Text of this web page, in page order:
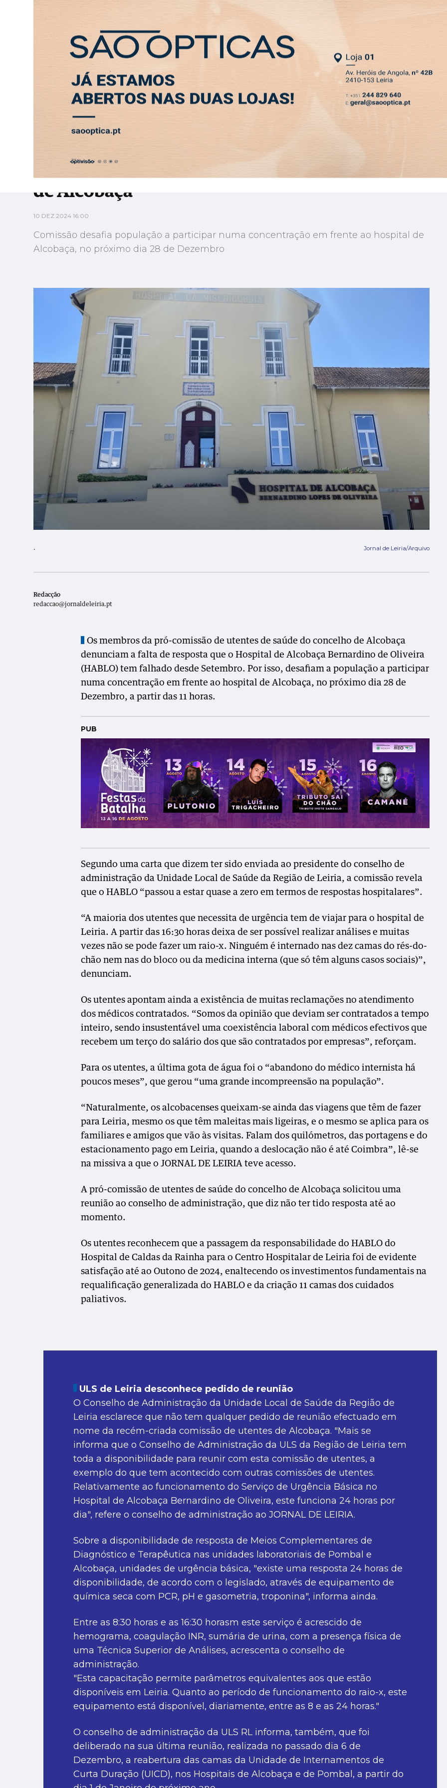
ENTREVISTA SOCIEDADE SAÚDE ECONOMIA DESPORTO VIVER CLASSIFICADOS
Utentes denunciam falta de resposta do hospital de Alcobaça
Utentes denunciam falta de resposta do hospital
de Alcobaça
10 DEZ 2024 16:00
Comissão desafia população a participar numa concentração em frente ao hospital de
Alcobaça, no próximo dia 28 de Dezembro
. Jornal de Leiria/Arquivo
Redacção
redaccao@jornaldeleiria.pt
Os membros da pró-comissão de utentes de saúde do concelho de Alcobaça
denunciam a falta de resposta que o Hospital de Alcobaça Bernardino de Oliveira
(HABLO) tem falhado desde Setembro. Por isso, desafiam a população a participar
numa concentração em frente ao hospital de Alcobaça, no próximo dia 28 de
Dezembro, a partir das 11 horas.
PUB
Segundo uma carta que dizem ter sido enviada ao presidente do conselho de
administração da Unidade Local de Saúde da Região de Leiria, a comissão revela
que o HABLO “passou a estar quase a zero em termos de respostas hospitalares”.
“A maioria dos utentes que necessita de urgência tem de viajar para o hospital de
Leiria. A partir das 16:30 horas deixa de ser possível realizar análises e muitas
vezes não se pode fazer um raio-x. Ninguém é internado nas dez camas do rés-do-
chão nem nas do bloco ou da medicina interna (que só têm alguns casos sociais)”,
denunciam.
Os utentes apontam ainda a existência de muitas reclamações no atendimento
dos médicos contratados. “Somos da opinião que deviam ser contratados a tempo
inteiro, sendo insustentável uma coexistência laboral com médicos efectivos que
recebem um terço do salário dos que são contratados por empresas”, reforçam.
Para os utentes, a última gota de água foi o “abandono do médico internista há
poucos meses”, que gerou “uma grande incompreensão na população”.
“Naturalmente, os alcobacenses queixam-se ainda das viagens que têm de fazer
para Leiria, mesmo os que têm maleitas mais ligeiras, e o mesmo se aplica para os
familiares e amigos que vão às visitas. Falam dos quilómetros, das portagens e do
estacionamento pago em Leiria, quando a deslocação não é até Coimbra”, lê-se
na missiva a que o JORNAL DE LEIRIA teve acesso.
A pró-comissão de utentes de saúde do concelho de Alcobaça solicitou uma
reunião ao conselho de administração, que diz não ter tido resposta até ao
momento.
Os utentes reconhecem que a passagem da responsabilidade do HABLO do
Hospital de Caldas da Rainha para o Centro Hospitalar de Leiria foi de evidente
satisfação até ao Outono de 2024, enaltecendo os investimentos fundamentais na
requalificação generalizada do HABLO e da criação 11 camas dos cuidados
paliativos.
ULS de Leiria desconhece pedido de reunião
O Conselho de Administração da Unidade Local de Saúde da Região de
Leiria esclarece que não tem qualquer pedido de reunião efectuado em
nome da recém-criada comissão de utentes de Alcobaça. "Mais se
informa que o Conselho de Administração da ULS da Região de Leiria tem
toda a disponibilidade para reunir com esta comissão de utentes, a
exemplo do que tem acontecido com outras comissões de utentes.
Relativamente ao funcionamento do Serviço de Urgência Básica no
Hospital de Alcobaça Bernardino de Oliveira, este funciona 24 horas por
dia", refere o conselho de administração ao JORNAL DE LEIRIA.
Sobre a disponibilidade de resposta de Meios Complementares de
Diagnóstico e Terapêutica nas unidades laboratoriais de Pombal e
Alcobaça, unidades de urgência básica, "existe uma resposta 24 horas de
disponibilidade, de acordo com o legislado, através de equipamento de
química seca com PCR, pH e gasometria, troponina", informa ainda.
Entre as 8:30 horas e as 16:30 horasm este serviço é acrescido de
hemograma, coagulação INR, sumária de urina, com a presença física de
uma Técnica Superior de Análises, acrescenta o conselho de
administração.
"Esta capacitação permite parâmetros equivalentes aos que estão
disponíveis em Leiria. Quanto ao período de funcionamento do raio-x, este
equipamento está disponível, diariamente, entre as 8 e as 24 horas."
O conselho de administração da ULS RL informa, também, que foi
deliberado na sua última reunião, realizada no passado dia 6 de
Dezembro, a reabertura das camas da Unidade de Internamentos de
Curta Duração (UICD), nos Hospitais de Alcobaça e de Pombal, a partir do